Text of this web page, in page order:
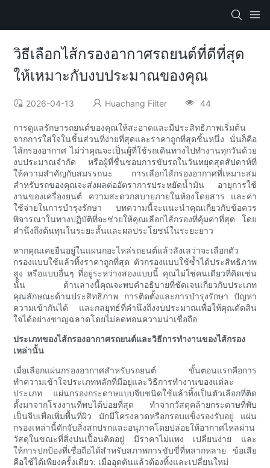
วิธีเลือกไส้กรองอากาศรถยนต์ที่ดีที่สุด
ให้เหมาะกับงบประมาณของคุณ
2026-04-13 Huachang Filter 44
การดูแลรักษารถยนต์ของคุณให้สะอาดและมีประสิทธิภาพเริ่มต้น
จากการใส่ใจในชิ้นส่วนที่ง่ายที่สุดและราคาถูกที่สุดชิ้นหนึ่ง นั่นก็คือ
ไส้กรองอากาศ ไม่ว่าคุณจะเป็นผู้ที่ใช้รถเดินทางไปทำงานทุกวันด้วย
งบประมาณจำกัด หรือผู้ที่ชื่นชอบการขับรถในวันหยุดสุดสัปดาห์ที่
ให้ความสำคัญกับสมรรถนะ การเลือกไส้กรองอากาศที่เหมาะสม
สำหรับรถของคุณจะส่งผลต่ออัตราการประหยัดน้ำมัน อายุการใช้
งานของเครื่องยนต์ ความสะดวกสบายภายในห้องโดยสาร และค่า
ใช้จ่ายในการบำรุงรักษา บทความนี้จะแนะนำคุณเกี่ยวกับข้อควร
พิจารณาในทางปฏิบัติที่จะช่วยให้คุณเลือกไส้กรองที่คุ้มค่าที่สุด โดย
คำนึงถึงต้นทุนในระยะสั้นและผลประโยชน์ในระยะยาว
หากคุณเคยยืนอยู่ในแผนกอะไหล่รถยนต์แล้วลังเลว่าจะเลือกตัว
กรองแบบใช้แล้วทิ้งราคาถูกที่สุด ตัวกรองแบบใช้ซ้ำได้ประสิทธิภาพ
สูง หรือแบบอื่นๆ ที่อยู่ระหว่างสองแบบนี้ คุณไม่ใช่คนเดียวที่คิดเช่น
นั้น ด้านล่างนี้คุณจะพบคำอธิบายที่ชัดเจนเกี่ยวกับประเภท
คุณลักษณะด้านประสิทธิภาพ การติดตั้งและการบำรุงรักษา ปัญหา
ความเข้ากันได้ และกลยุทธ์ที่คำนึงถึงงบประมาณเพื่อให้คุณตัดสิน
ใจได้อย่างชาญฉลาดโดยไม่ลดทอนความน่าเชื่อถือ
ประเภทของไส้กรองอากาศรถยนต์และวิธีการทำงานของไส้กรอง
เหล่านั้น
เมื่อเลือกแผ่นกรองอากาศสำหรับรถยนต์ ขั้นตอนแรกคือการ
ทำความเข้าใจประเภทหลักที่มีอยู่และวิธีการทำงานของแต่ละ
ประเภท แผ่นกรองกระดาษแบบจีบชนิดใช้แล้วทิ้งเป็นตัวเลือกที่ติด
ตั้งมาจากโรงงานที่พบได้บ่อยที่สุด ทำจากวัสดุคล้ายกระดาษที่พับ
เป็นจีบเพื่อเพิ่มพื้นที่ผิว มักมีโครงลวดหรือกรอบแข็งรองรับอยู่ แผ่น
กรองเหล่านี้ดักจับสิ่งสกปรกและอนุภาคโดยปล่อยให้อากาศไหลผ่าน
วัสดุในขณะที่สิ่งปนเปื้อนติดอยู่ มีราคาไม่แพง เปลี่ยนง่าย และ
ให้การปกป้องที่เชื่อถือได้สำหรับสภาพการขับขี่ที่หลากหลาย ข้อเสีย
คือใช้ได้เพียงครั้งเดียว: เมื่ออุดตันแล้วต้องทิ้งและเปลี่ยนใหม่